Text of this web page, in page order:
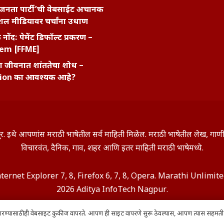
पार्टी’ची वेबसाईट अचानक
मीडियावर चर्चांना उधाण
नोंद: पेमेंट डिफॉल्ट प्रकरण –
[FFME]
जीवनात शांततेचा शोध –
का आवश्यक आहे?
सूर. इथे आपणांस मराठी भाषेतील सर्व माहिती मिळेल. मराठी भाषेतील लेख,
विचारवंत, दैनिक, गाव, शहर आणि इतर माहिती मराठी भाषेमध्ये.
Explorer 7, 8, Firefox 6, 7, 8, Opera. Marathi
2026 Aditya InfoTech Nagpur.
ही वेबसाइट कुकीज वापरते. आपण ही साइट वापरणे सुरू ठेवल्यास, आपण त्यास सहमती